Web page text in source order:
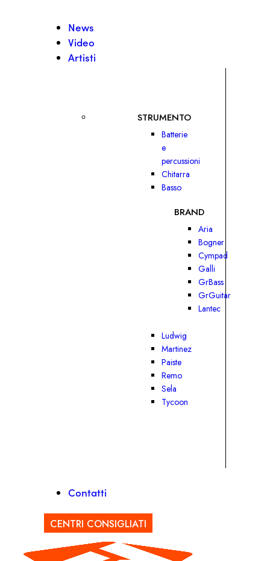
News
Video
Artisti
STRUMENTO
Batterie
e
percussioni
Chitarra
Basso
BRAND
Aria
Bogner
Cympad
Galli
GrBass
GrGuitar
Lantec
Ludwig
Martinez
Paiste
Remo
Sela
Tycoon
Contatti
CENTRI CONSIGLIATI